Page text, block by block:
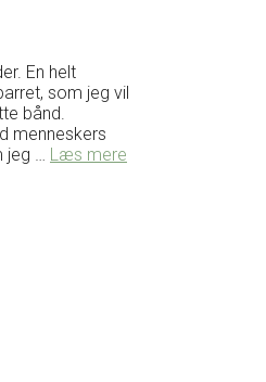
En helt
som jeg vil
bånd.
menneskers
jeg … Læs mere